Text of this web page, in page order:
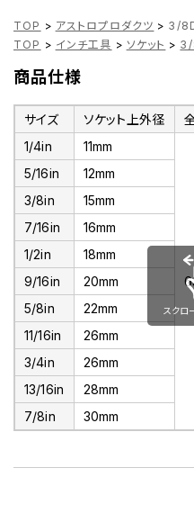
TOP > アストロプロダクツ > 3/
TOP > インチ工具 > ソケット > 3/
商品仕様
サイズ ソケット上外径
1/4in
11mm
5/16in
12mm
3/8in
15mm
7/16in
16mm
1/2in
18mm
9/16in
20mm
5/8in
22mm
11/16in
26mm
3/4in
26mm
13/16in
28mm
7/8in
30mm
スクロ